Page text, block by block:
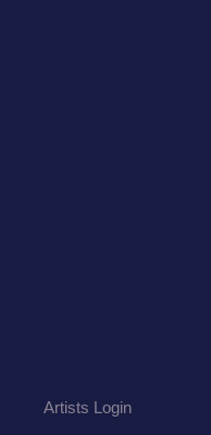
Artists Login